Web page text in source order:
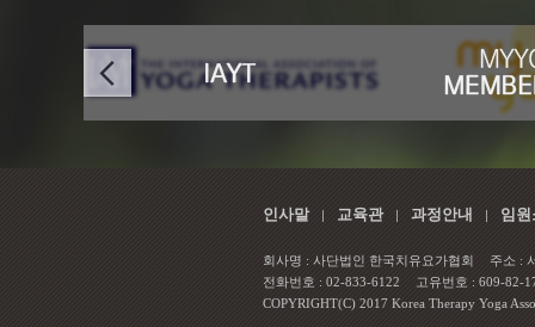
인사말 교육관 과정안내 임
회사명 : 사단법인 한국치유요가협회
주소 :
전화번호 : 02-833-6122
고유번호 : 609-82-
COPYRIGHT(C) 2017 Korea Therapy Yoga